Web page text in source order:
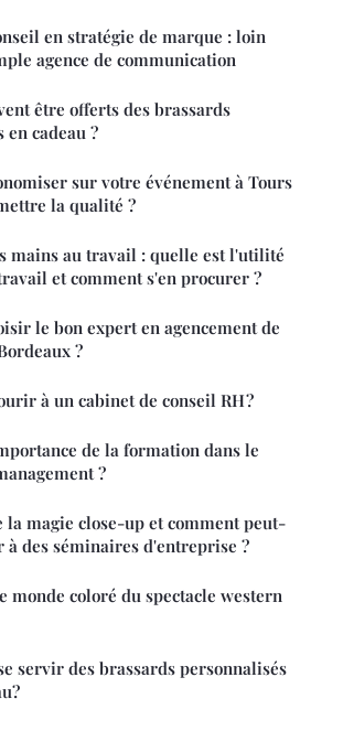
en stratégie de marque : loin
agence de communication
être offerts des brassards
en cadeau ?
sur votre événement à Tours
la qualité ?
mains au travail : quelle est l'utilité
et comment s'en procurer ?
le bon expert en agencement de
?
à un cabinet de conseil RH ?
de la formation dans le
?
la magie close-up et comment peut-
à des séminaires d'entreprise ?
monde coloré du spectacle western
servir des brassards personnalisés